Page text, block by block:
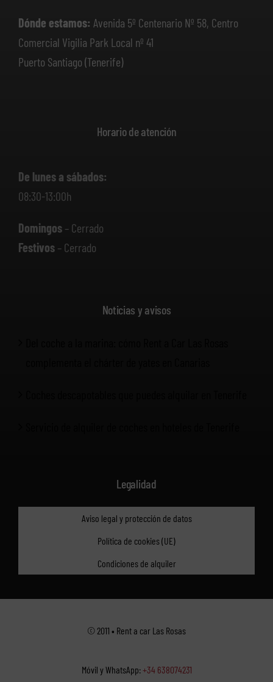
Dónde estamos: Avenida 5º Centenario Nº 58, Centro
Comercial Vigilia Park Local nº 41
Puerto Santiago (Tenerife)
Horario de atención
De lunes a sábados:
08:30-13:00h
Domingos– Cerrado
Festivos– Cerrado
Noticias y avisos
Legalidad
Aviso legal y protección de datos
Política de cookies (UE)
Condiciones de alquiler
© 2011 • Rent a car Las Rosas
Móvil y WhatsApp:+34 638074231